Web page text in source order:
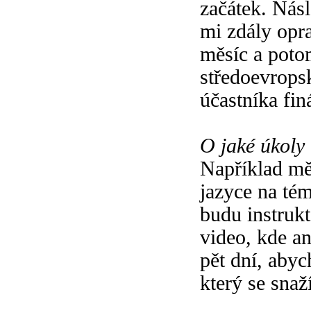
začátek.
mi zdály
měsíc a
účastníka
O jaké
Například
jazyce na
budu
video, kde
pět dní,
který se